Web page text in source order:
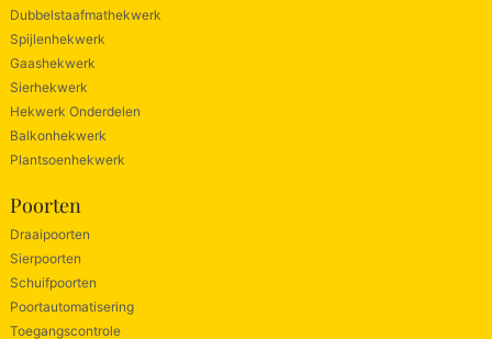
Dubbelstaafmathekwerk
Spijlenhekwerk
Gaashekwerk
Sierhekwerk
Hekwerk Onderdelen
Balkonhekwerk
Plantsoenhekwerk
Poorten
Draaipoorten
Sierpoorten
Schuifpoorten
Poortautomatisering
Toegangscontrole